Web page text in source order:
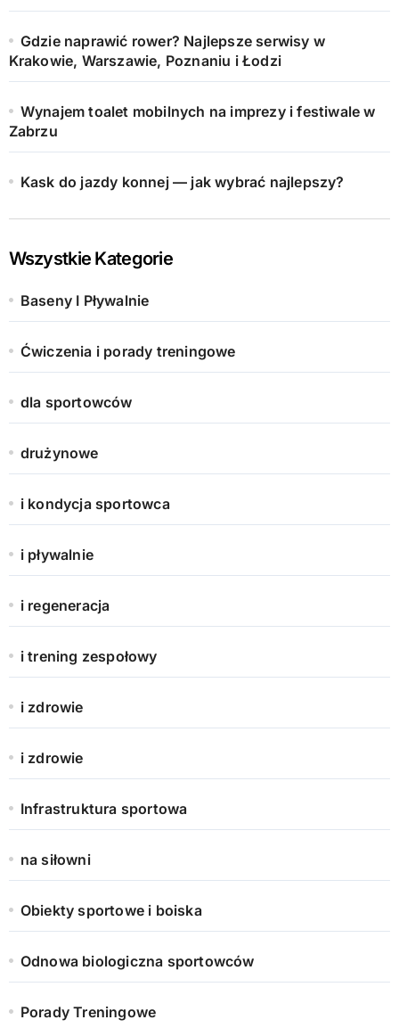
Gdzie naprawić rower? Najlepsze serwisy w
Krakowie, Warszawie, Poznaniu i Łodzi
Wynajem toalet mobilnych na imprezy i festiwale w
Zabrzu
Kask do jazdy konnej — jak wybrać najlepszy?
Wszystkie Kategorie
Baseny I Pływalnie
Ćwiczenia i porady treningowe
dla sportowców
drużynowe
i kondycja sportowca
i pływalnie
i regeneracja
i trening zespołowy
i zdrowie
i zdrowie
Infrastruktura sportowa
na siłowni
Obiekty sportowe i boiska
Odnowa biologiczna sportowców
Porady Treningowe